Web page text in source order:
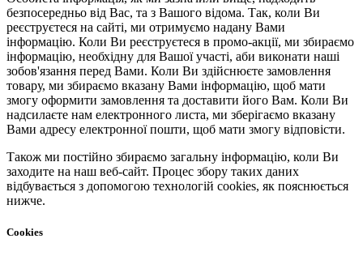
безпосередньо від Вас, та з Вашого відома. Так, коли Ви
реєструєтеся на сайті, ми отримуємо надану Вами
інформацію. Коли Ви реєструєтеся в промо-акції, ми збираємо
інформацію, необхідну для Вашої участі, аби виконати наші
зобов'язання перед Вами. Коли Ви здійснюєте замовлення
товару, ми збираємо вказану Вами інформацію, щоб мати
змогу оформити замовлення та доставити його Вам. Коли Ви
надсилаєте нам електронного листа, ми зберігаємо вказану
Вами адресу електронної пошти, щоб мати змогу відповісти.
Також ми постійно збираємо загальну інформацію, коли Ви
заходите на наш веб-сайт. Процес збору таких даних
відбувається з допомогою технологій cookies, як пояснюється
нижче.
Cookies